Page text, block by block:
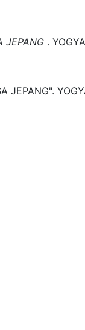
JEPANG .
JEPANG".